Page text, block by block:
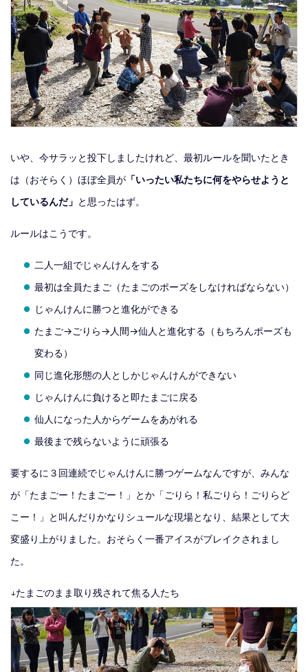
いや、今サラッと投下しましたけれど、最初ルールを聞いたとき
は（おそらく）ほぼ全員が 「いったい私たちに何をやらせようと
しているんだ」 と思ったはず。
ルールはこうです。
二人一組でじゃんけんをする
最初は全員たまご（たまごのポーズをしなければならない）
じゃんけんに勝つと進化ができる
たまご→ごりら→人間→仙人と進化する（もちろんポーズも
変わる）
同じ進化形態の人としかじゃんけんができない
じゃんけんに負けると即たまごに戻る
仙人になった人からゲームをあがれる
最後まで残らないように頑張る
要するに３回連続でじゃんけんに勝つゲームなんですが、みんな
が「たまごー！たまごー！」とか「ごりら！私ごりら！ごりらど
こー！」と叫んだりかなりシュールな現場となり、結果として大
変盛り上がりました。おそらく一番アイスがブレイクされまし
た。
↓たまごのまま取り残されて焦る人たち